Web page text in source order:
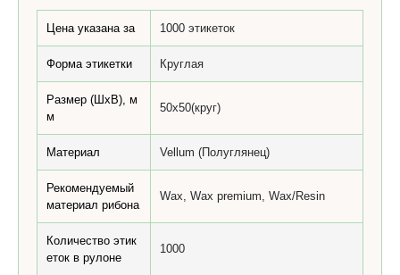
Цена указана за 1000 этикеток
Форма этикетки Круглая
Размер (ШхВ), м
м
50x50(круг)
Материал Vellum (Полуглянец)
Рекомендуемый
материал рибона
Wax, Wax premium, Wax/Resin
Количество этик
еток в рулоне
1000